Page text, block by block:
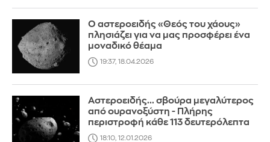
Ο αστεροειδής «Θεός του χάους»
πλησιάζει για να μας προσφέρει ένα
μοναδικό θέαμα
19:37, 18.04.2026
Αστεροειδής... σβούρα μεγαλύτερος
από ουρανοξύστη - Πλήρης
περιστροφή κάθε 113 δευτερόλεπτα
18:10, 12.01.2026